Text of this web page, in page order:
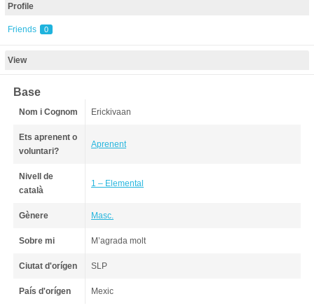
Profile
Friends 0
View
Base
Nom i Cognom Erickivaan
Ets aprenent o
voluntari?
Aprenent
Nivell de
català
1 – Elemental
Gènere Masc.
Sobre mi M’agrada molt
Ciutat d'orígen SLP
País d'orígen Mexic